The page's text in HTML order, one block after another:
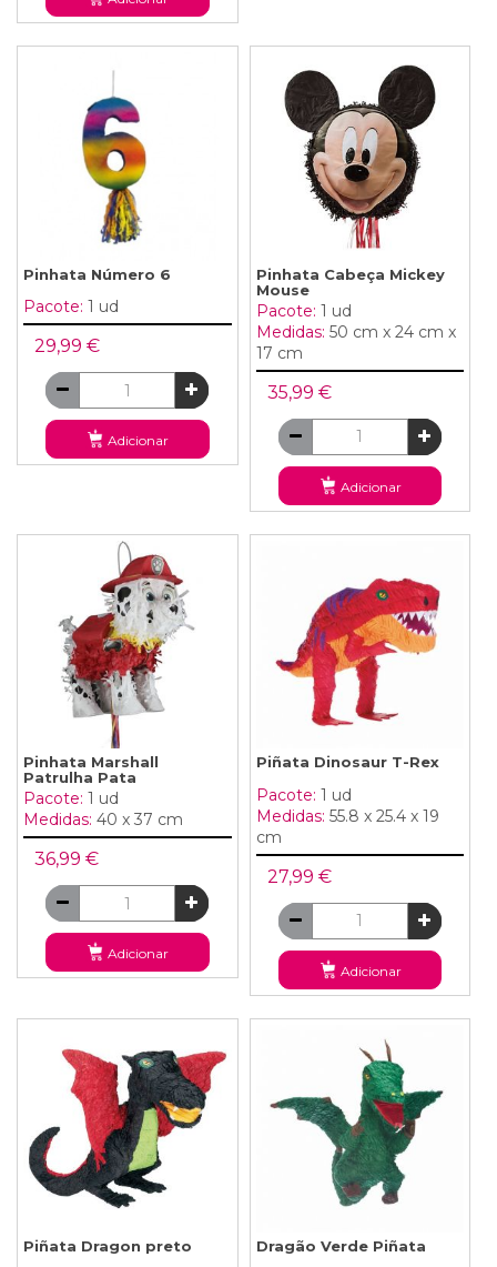
Pinhata Número 6
Pacote: 1 ud
29,99 €
Adicionar
Pinhata Cabeça Mickey
Mouse
Pacote: 1 ud
Medidas: 50 cm x 24 cm x
17 cm
35,99 €
Adicionar
Pinhata Marshall
Patrulha Pata
Pacote: 1 ud
Medidas: 40 x 37 cm
36,99 €
Adicionar
Piñata Dinosaur T-Rex
Pacote: 1 ud
Medidas: 55.8 x 25.4 x 19
cm
27,99 €
Adicionar
Piñata Dragon preto Dragão Verde Piñata